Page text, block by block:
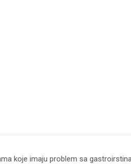
koje imaju problem sa